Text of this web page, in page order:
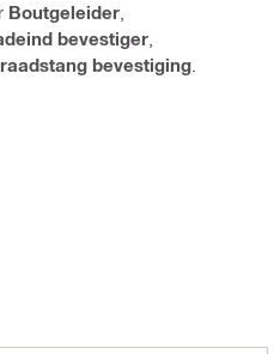
Boutgeleider
bevestiger
bevestiging